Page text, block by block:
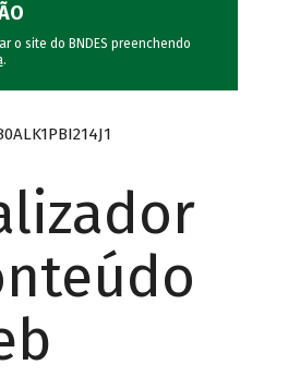
o site do BNDES preenchendo
.